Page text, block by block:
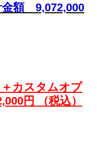
金額 9,072,000
カスタムオプ
円 （税込）